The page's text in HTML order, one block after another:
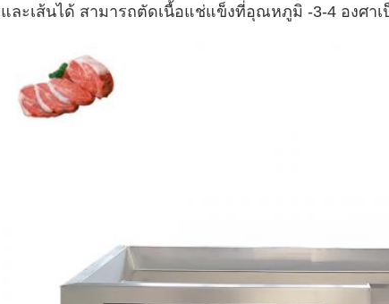
และเส้นได้ สามารถตัดเนื้อแช่แข็งที่อุณหภูมิ -3-4 องศาเ